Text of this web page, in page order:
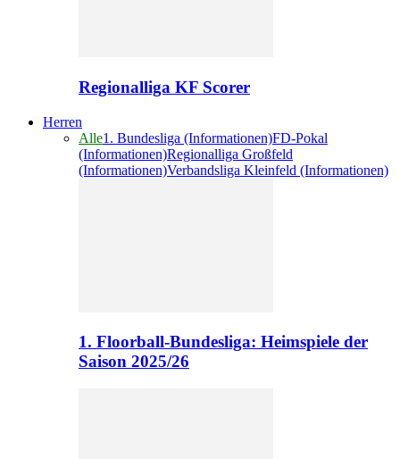
Regionalliga KF Scorer
Herren
Alle1. Bundesliga (Informationen)FD-Pokal
(Informationen)Regionalliga Großfeld
(Informationen)Verbandsliga Kleinfeld (Informationen)
1. Floorball-Bundesliga: Heimspiele der
Saison 2025/26